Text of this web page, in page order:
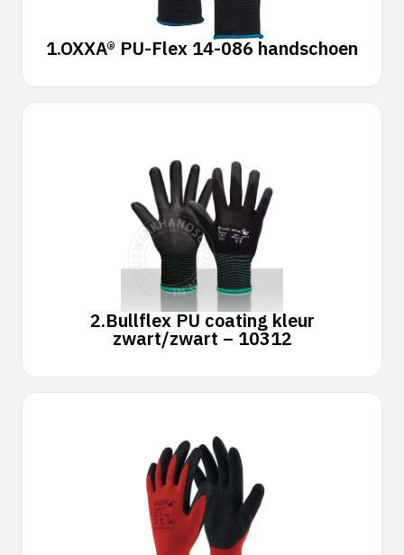
1.OXXA® PU-Flex 14-086 handschoen
2.Bullflex PU coating kleur
zwart/zwart – 10312